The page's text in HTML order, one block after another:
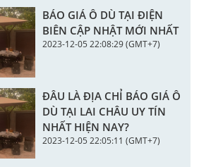
BÁO GIÁ Ô DÙ TẠI ĐIỆN
BIÊN CẬP NHẬT MỚI NHẤT
2023-12-05 22:08:29 (GMT+7)
ĐÂU LÀ ĐỊA CHỈ BÁO GIÁ Ô
DÙ TẠI LAI CHÂU UY TÍN
NHẤT HIỆN NAY?
2023-12-05 22:05:11 (GMT+7)